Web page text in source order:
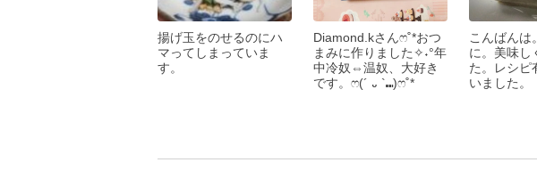
揚げ玉をのせるのにハ
マってしまっていま
す。
Diamond.kさんෆ˚*おつ
まみに作りました✧˖°年
中冷奴⇔温奴、大好き
です。ෆ(´ ᎑ `⑉︎)ෆ˚*
こんばんは
に。美味し
た。レシピ
いました。